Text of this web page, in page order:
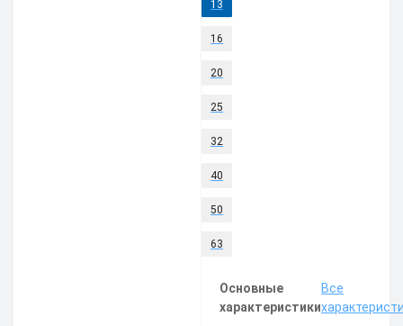
13
16
20
25
32
40
50
63
Основные
характеристики
Все